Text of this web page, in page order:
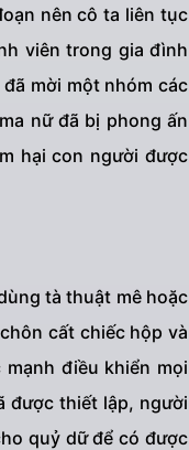
nên cô ta liên tục
viên trong gia đình
mời một nhóm các
nữ đã bị phong ấn
hại con người được
tà thuật mê hoặc
cất chiếc hộp và
điều khiển mọi
được thiết lập, người
quỷ dữ để có được